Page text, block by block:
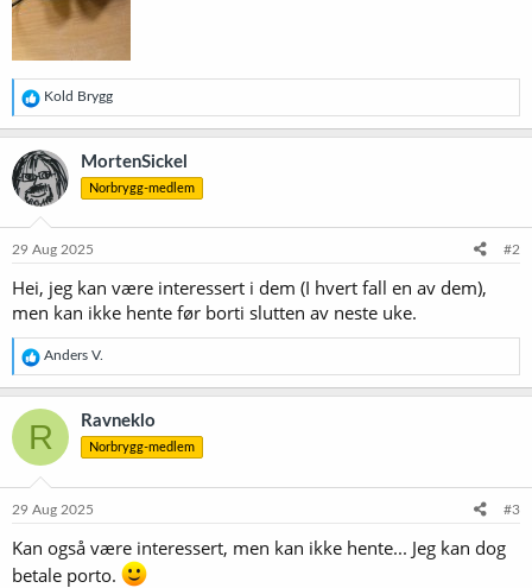
R
e
a
k
s
j
o
e
Kold Brygg
MortenSickel
Norbrygg-medlem
29 Aug 2025 #2
Hei, jeg kan være interessert i dem (I hvert fall en av dem),
men kan ikke hente før borti slutten av neste uke.
R
e
a
k
s
j
o
e
Anders V.
R Ravneklo
Norbrygg-medlem
29 Aug 2025 #3
Kan også være interessert, men kan ikke hente... Jeg kan dog
betale porto.